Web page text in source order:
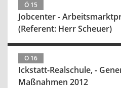
Ö 15
Jobcenter -
(Referent: Herr Scheuer)
Ö 16
Ickstatt-Realschule, -
Maßnahmen 2012